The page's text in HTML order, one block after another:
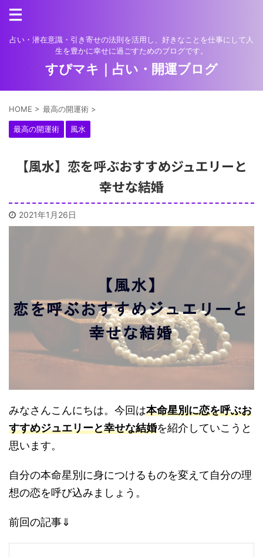
占い・潜在意識・引き寄せの法則を活用し、好きなことを仕事にして人
生を豊かに幸せに過ごすためのブログです。
すぴマキ｜占い・開運ブログ
HOME > 最高の開運術 >
最高の開運術 風水
【風水】恋を呼ぶおすすめジュエリーと
幸せな結婚
2021年1月26日
みなさんこんにちは。今回は本命星別に恋を呼ぶお
すすめジュエリーと幸せな結婚を紹介していこうと
思います。
自分の本命星別に身につけるものを変えて自分の理
想の恋を呼び込みましょう。
前回の記事⇓